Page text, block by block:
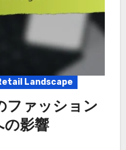
Landscape
ファッション
の影響